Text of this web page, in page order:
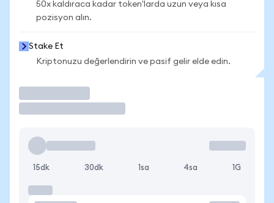
50x kaldıraca kadar token'larda uzun veya kısa
pozisyon alın.
Stake Et
Kriptonuzu değerlendirin ve pasif gelir elde edin.
15dk 30dk 1sa 4sa 1G